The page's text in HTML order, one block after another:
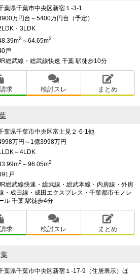
葉県千葉市中央区新宿１-3-1
万円台～5400万円台（予定）
・3LDK
2 ～64.65m2
戸
総武線・総武線快速 千葉 駅徒歩10分
求 検討スレ まとめ
葉県千葉市中央区富士見２-6-1他
万円～1億3998万円
～4LDK
2 ～96.05m2
戸
総武線快速・総武線・総武本線・内房線・外房
・成田線・成田エクスプレス・千葉都市モノレ
ル 千葉 駅徒歩4分
求 検討スレ まとめ
葉県千葉市中央区新宿１-17-9（住居表示）ほ